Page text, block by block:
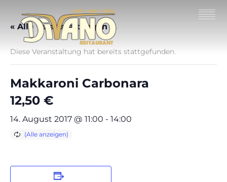
« Alle Veranstaltungen
Diese Veranstaltung hat bereits stattgefunden.
Makkaroni Carbonara
12,50 €
14. August 2017 @ 11:00 - 14:00